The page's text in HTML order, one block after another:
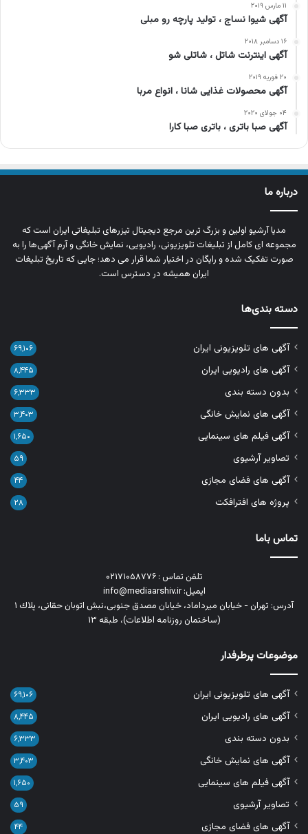
۱۱ مارس ۲۰۱۹
آگهی شیوا نساج ، تولید پارچه رو مبلی
۱۶ دسامبر ۲۰۱۸
آگهی اینترنت شاتل ، شاتلی شو
۲۰ فوریه ۲۰۱۹
آگهی محصولات غذایی شانا ، انواع مربا
۰۴ جولای ۲۰۲۰
آگهی صبا باتری ، باتری صبا کارا
درباره ما
مدیا آرشیو اولین و بزرگ‌ ترین مرجع دیجیتال تیزرهای تبلیغاتی ایران است که
مجموعه‌ ای کامل از تبلیغات تلویزیونی، رادیویی، نمایش خانگی و آرم‌ آگهی‌ها را به‌
صورت تفکیک‌ شده و رایگان در اختیار شما قرار می‌ دهد؛ جایی که تاریخ تبلیغات
ایران همیشه در دسترس است.
دسته بندی‌ها
آگهی های تلویزیونی ایران ۶۹,۱۰۶
آگهی های رادیویی ایران ۸,۴۴۵
بدون دسته بندی ۶,۳۳۳
آگهی های نمایش خانگی ۳,۴۰۳
آگهی فیلم های سینمایی ۱,۶۵۰
تصاویر آرشیوی ۵۹
آگهی های فضای مجازی ۴۴
پروژه های افترافکت ۲۸
تماس باما
تلفن تماس : ۰۲۱۷۱۰۵۸۷۷۶
ایمیل: info@mediaarshiv.ir
آدرس: تهران - خیابان میرداماد، خیابان مصدق جنوبی،نبش اتوبان حقانی، پلاك ١
(ساختمان روزنامه اطلاعات)، طبقه ۱۳
موضوعات پرطرفدار
آگهی های تلویزیونی ایران ۶۹,۱۰۶
آگهی های رادیویی ایران ۸,۴۴۵
بدون دسته بندی ۶,۳۳۳
آگهی های نمایش خانگی ۳,۴۰۳
آگهی فیلم های سینمایی ۱,۶۵۰
تصاویر آرشیوی ۵۹
آگهی های فضای مجازی ۴۴